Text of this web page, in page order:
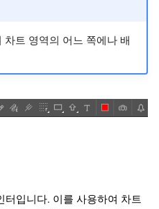
日本語
Italiano
Türkçe
차트 영역의 어느 쪽에나 배
터입니다. 이를 사용하여 차트